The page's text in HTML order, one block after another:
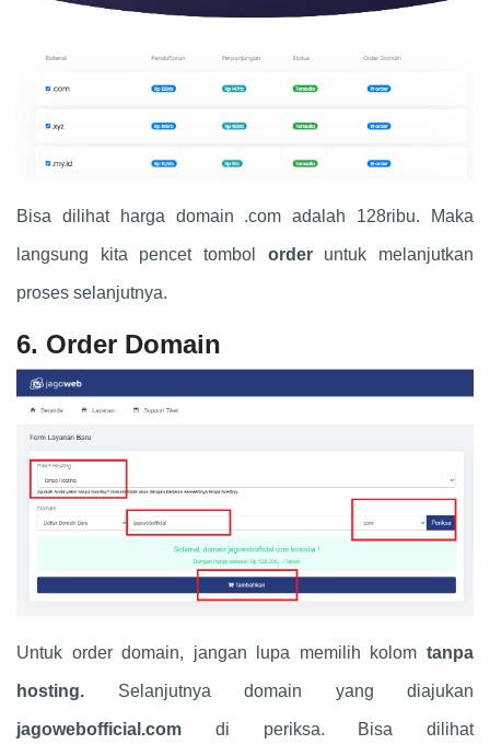
Bisa dilihat harga domain .com adalah 128ribu. Maka
langsung kita pencet tombol order untuk melanjutkan
proses selanjutnya.
6. Order Domain
Untuk order domain, jangan lupa memilih kolom tanpa
hosting. Selanjutnya domain yang diajukan
jagowebofficial.com di periksa. Bisa dilihat